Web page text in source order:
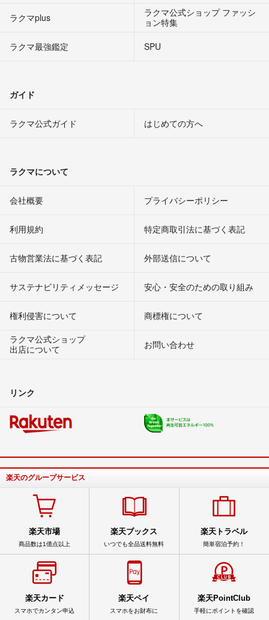
ラクマplus
ラクマ公式ショップ ファッシ
ョン特集
ラクマ最強鑑定
SPU
ガイド
ラクマ公式ガイド はじめての方へ
ラクマについて
会社概要 プライバシーポリシー
利用規約 特定商取引法に基づく表記
古物営業法に基づく表記 外部送信について
サステナビリティメッセージ 安心・安全のための取り組み
権利侵害について
商標権について
ラクマ公式ショップ
出店について
お問い合わせ
リンク
楽天のグループサービス
楽天市場
商品数は1億点以上
楽天ブックス
いつでも全品送料無料
楽天トラベル
簡単宿泊予約！
楽天カード
スマホでカンタン申込
楽天ペイ
スマホをお財布に
楽天PointClub
手軽にポイントを確認